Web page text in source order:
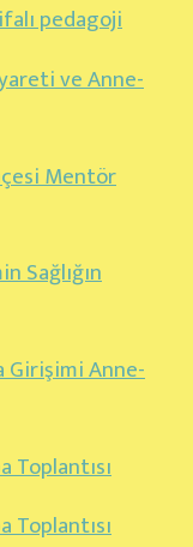
pedagoji
ve Anne-
Mentör
Sağlığın
Girişimi Anne-
Toplantısı
Toplantısı